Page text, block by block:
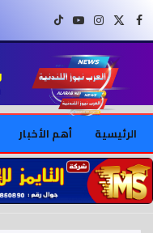
فيسبوكX (Twitter)
إنستغراميوتيوبتيك توك
الرئيسية أهم الأخبار